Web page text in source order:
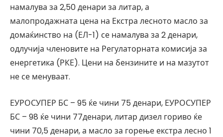
намалува за 2,50 денари за литар, а
малопродажната цена на Екстра лесното масло за
домаќинство на (ЕЛ-1) се намалува за 2 денари,
одлучија членовите на Регулаторната комисија за
енергетика (РКЕ). Цени на бензините и на мазутот
не се менуваат.
ЕУРОСУПЕР БС – 95 ќе чини 75 денари, ЕУРОСУПЕР
БС – 98 ќе чини 77денари, литар дизел гориво ќе
чини 70,5 денари, а масло за горење екстра лесно 1